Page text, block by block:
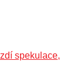
spekulace,